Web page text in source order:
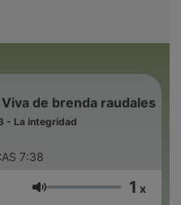
de brenda raudales
- La integridad
7:38
Volume 1 x